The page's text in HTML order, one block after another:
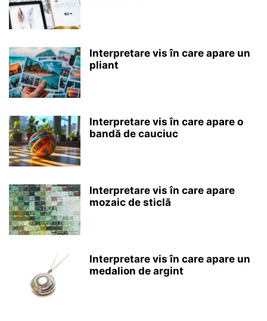
Interpretare vis în care apare un
pliant
Interpretare vis în care apare o
bandă de cauciuc
Interpretare vis în care apare
mozaic de sticlă
Interpretare vis în care apare un
medalion de argint